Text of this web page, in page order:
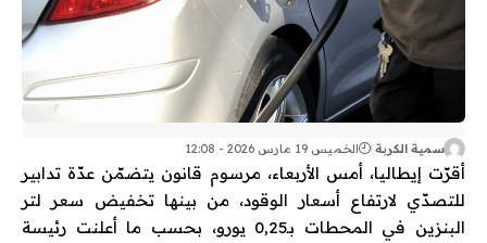
سمية الكربة الخميس 19 مارس 2026 - 12:08
أقرّت إيطاليا، أمس الأربعاء، مرسوم قانون يتضمّن عدّة تدابير
للتصدّي لارتفاع أسعار الوقود، من بينها تخفيض سعر لتر
البنزين في المحطات بـ0,25 يورو، بحسب ما أعلنت رئيسة